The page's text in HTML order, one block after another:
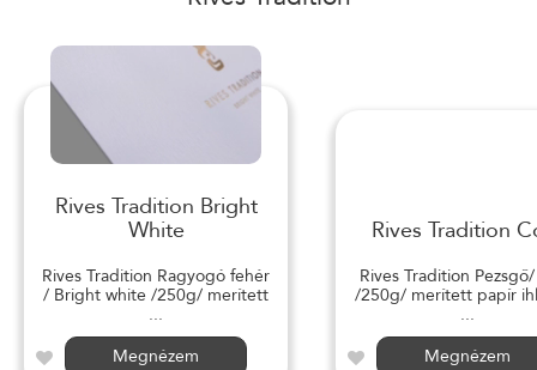
Rives Tradition Bright
White
Rives Tradition Ragyogó fehér
/ Bright white /250g/ merített
...
Megnézem
Rives Tradition
Rives Tradition
/250g/ merített papír
...
Megnézem